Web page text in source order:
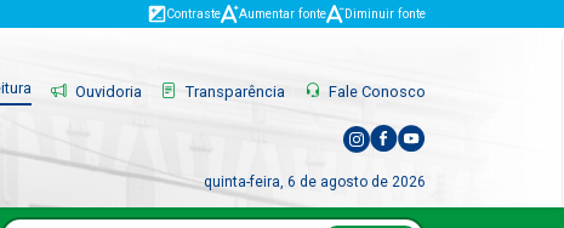
Contraste Aumentar fonte Diminuir fonte
Ouvidoria Transparência Fale Conosco
quinta-feira, 6 de agosto de 2026